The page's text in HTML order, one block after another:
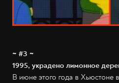
~ #3 ~
1995, украдено лимонное
В июне этого года в Хьюстоне